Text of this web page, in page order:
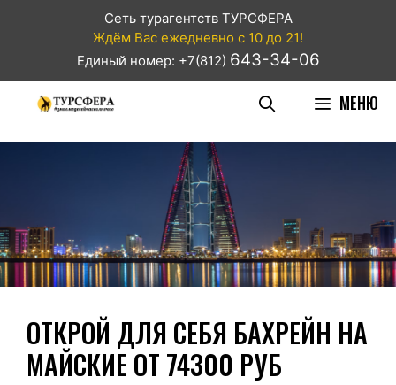
Сеть турагентств ТУРСФЕРА
Ждём Вас ежедневно с 10 до 21!
Единый номер: +7(812) 643-34-06
МЕНЮ
ОТКРОЙ ДЛЯ СЕБЯ БАХРЕЙН НА
МАЙСКИЕ ОТ 74300 РУБ